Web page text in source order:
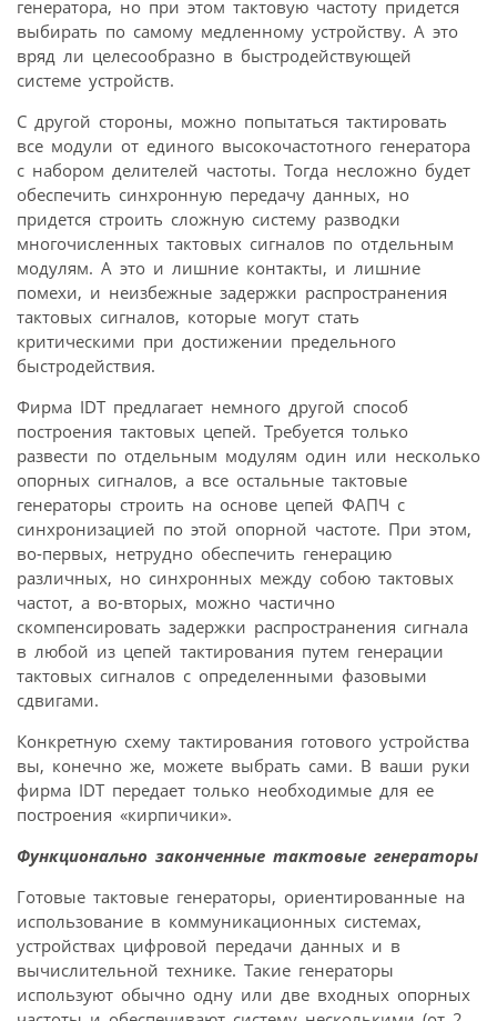
генератора, но при этом тактовую частоту придется
выбирать по самому медленному устройству. А это
вряд ли целесообразно в быстродействующей
системе устройств.
С другой стороны, можно попытаться тактировать
все модули от единого высокочастотного генератора
с набором делителей частоты. Тогда несложно будет
обеспечить синхронную передачу данных, но
придется строить сложную систему разводки
многочисленных тактовых сигналов по отдельным
модулям. А это и лишние контакты, и лишние
помехи, и неизбежные задержки распространения
тактовых сигналов, которые могут стать
критическими при достижении предельного
быстродействия.
Фирма IDT предлагает немного другой способ
построения тактовых цепей. Требуется только
развести по отдельным модулям один или несколько
опорных сигналов, а все остальные тактовые
генераторы строить на основе цепей ФАПЧ с
синхронизацией по этой опорной частоте. При этом,
во-первых, нетрудно обеспечить генерацию
различных, но синхронных между собою тактовых
частот, а во-вторых, можно частично
скомпенсировать задержки распространения сигнала
в любой из цепей тактирования путем генерации
тактовых сигналов с определенными фазовыми
сдвигами.
Конкретную схему тактирования готового устройства
вы, конечно же, можете выбрать сами. В ваши руки
фирма IDT передает только необходимые для ее
построения «кирпичики».
Функционально законченные тактовые генераторы
Готовые тактовые генераторы, ориентированные на
использование в коммуникационных системах,
устройствах цифровой передачи данных и в
вычислительной технике. Такие генераторы
используют обычно одну или две входных опорных